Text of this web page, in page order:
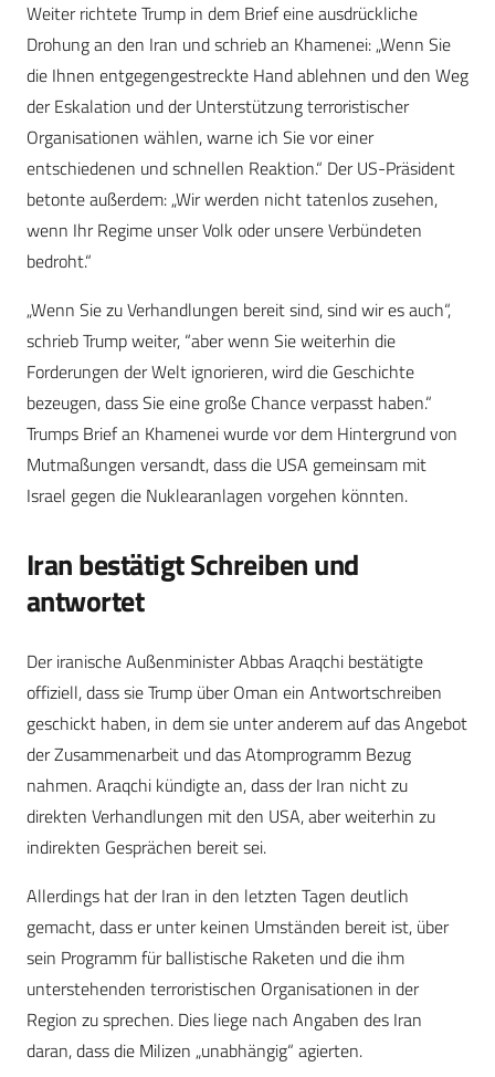
Weiter richtete Trump in dem Brief eine ausdrückliche
Drohung an den Iran und schrieb an Khamenei: „Wenn Sie
die Ihnen entgegengestreckte Hand ablehnen und den Weg
der Eskalation und der Unterstützung terroristischer
Organisationen wählen, warne ich Sie vor einer
entschiedenen und schnellen Reaktion.“ Der US-Präsident
betonte außerdem: „Wir werden nicht tatenlos zusehen,
wenn Ihr Regime unser Volk oder unsere Verbündeten
bedroht.“
„Wenn Sie zu Verhandlungen bereit sind, sind wir es auch“,
schrieb Trump weiter, “aber wenn Sie weiterhin die
Forderungen der Welt ignorieren, wird die Geschichte
bezeugen, dass Sie eine große Chance verpasst haben.“
Trumps Brief an Khamenei wurde vor dem Hintergrund von
Mutmaßungen versandt, dass die USA gemeinsam mit
Israel gegen die Nuklearanlagen vorgehen könnten.
Iran bestätigt Schreiben und
antwortet
Der iranische Außenminister Abbas Araqchi bestätigte
offiziell, dass sie Trump über Oman ein Antwortschreiben
geschickt haben, in dem sie unter anderem auf das Angebot
der Zusammenarbeit und das Atomprogramm Bezug
nahmen. Araqchi kündigte an, dass der Iran nicht zu
direkten Verhandlungen mit den USA, aber weiterhin zu
indirekten Gesprächen bereit sei.
Allerdings hat der Iran in den letzten Tagen deutlich
gemacht, dass er unter keinen Umständen bereit ist, über
sein Programm für ballistische Raketen und die ihm
unterstehenden terroristischen Organisationen in der
Region zu sprechen. Dies liege nach Angaben des Iran
daran, dass die Milizen „unabhängig“ agierten.